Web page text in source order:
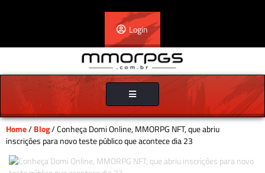
Login
Toggle
navigation
Home/Blog/ Conheça Domi Online, MMORPG NFT, que abriu
inscrições para novo teste público que acontece dia 23